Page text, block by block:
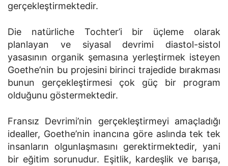
gerçekleştirmektedir.
Die natürliche Tochter’i bir üçleme olarak
planlayan ve siyasal devrimi diastol-sistol
yasasının organik şemasına yerleştirmek isteyen
Goethe’nin bu projesini birinci trajedide bırakması
bunun gerçekleştirmesi çok güç bir program
olduğunu göstermektedir.
Fransız Devrimi’nin gerçekleştirmeyi amaçladığı
idealler, Goethe’nin inancına göre aslında tek tek
insanların olgunlaşmasını gerektirmektedir, yani
bir eğitim sorunudur. Eşitlik, kardeşlik ve barışa,